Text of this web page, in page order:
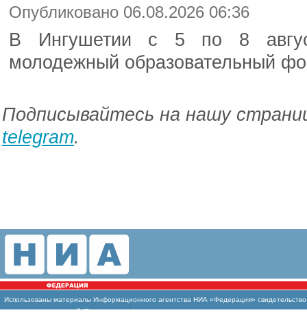
Опубликовано 06.08.2026 06:36
В Ингушетии с 5 по 8
молодежный образовательный
Подписывайтесь на нашу
telegram.
Использованы материалы Информационного агентства НИА «Федерация»
массовых коммуникаций (Роскомнадзор)